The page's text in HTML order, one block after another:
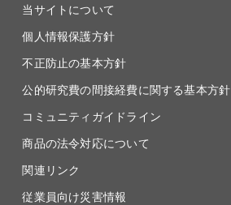
当サイトについて
個人情報保護方針
不正防止の基本方針
公的研究費の間接経費に関する基本方針
コミュニティガイドライン
商品の法令対応について
関連リンク
従業員向け災害情報